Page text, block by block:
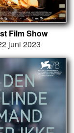
Film Show
juni 2023